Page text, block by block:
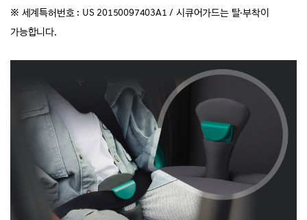
※ 세계특허번호 : US 20150097403A1 / 시큐어가드는 탈·부착이
가능합니다.